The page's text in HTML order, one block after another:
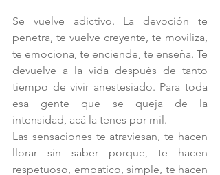
Se vuel ve adictivo. La devoción te
penetra, te vuelve creyente, te moviliza,
te emociona, te enciende, te enseña. Te
devuelve a la vida después de tanto
tiempo de vivir anestesiado. Para toda
esa gente que se queja de la
intensidad, acá la tenes por mil.
Las sensaciones te atraviesan, te hacen
llorar sin saber porque, te hacen
respetuoso, empatico, simple, te hacen